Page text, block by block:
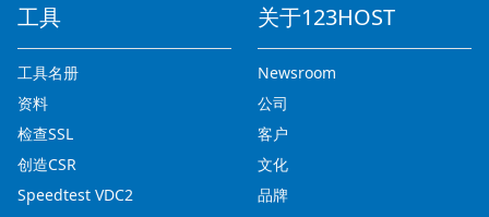
工具
工具名册
资料
检查SSL
创造CSR
Speedtest VDC2
关于123HOST
Newsroom
公司
客户
文化
品牌